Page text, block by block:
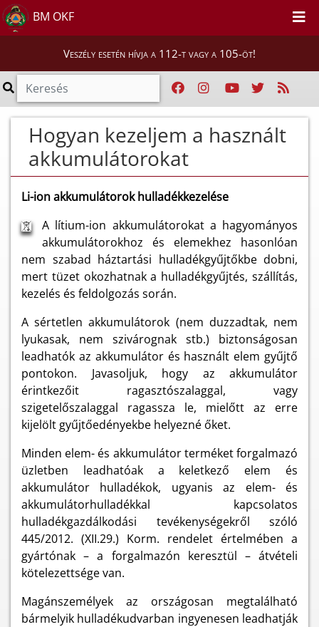
BM OKF
Veszély esetén hívja a 112-t vagy a 105-öt!
Hogyan kezeljem a használt
akkumulátorokat
Li-ion akkumulátorok hulladékkezelése
A lítium-ion akkumulátorokat a hagyományos
akkumulátorokhoz és elemekhez hasonlóan
nem szabad háztartási hulladékgyűjtőkbe dobni,
mert tüzet okozhatnak a hulladékgyűjtés, szállítás,
kezelés és feldolgozás során.
A sértetlen akkumulátorok (nem duzzadtak, nem
lyukasak, nem szivárognak stb.) biztonságosan
leadhatók az akkumulátor és használt elem gyűjtő
pontokon. Javasoljuk, hogy az akkumulátor
érintkezőit ragasztószalaggal, vagy
szigetelőszalaggal ragassza le, mielőtt az erre
kijelölt gyűjtőedényekbe helyezné őket.
Minden elem- és akkumulátor terméket forgalmazó
üzletben leadhatóak a keletkező elem és
akkumulátor hulladékok, ugyanis az elem- és
akkumulátorhulladékkal kapcsolatos
hulladékgazdálkodási tevékenységekről szóló
445/2012. (XII.29.) Korm. rendelet értelmében a
gyártónak – a forgalmazón keresztül – átvételi
kötelezettsége van.
Magánszemélyek az országosan megtalálható
bármelyik hulladékudvarban ingyenesen leadhatják